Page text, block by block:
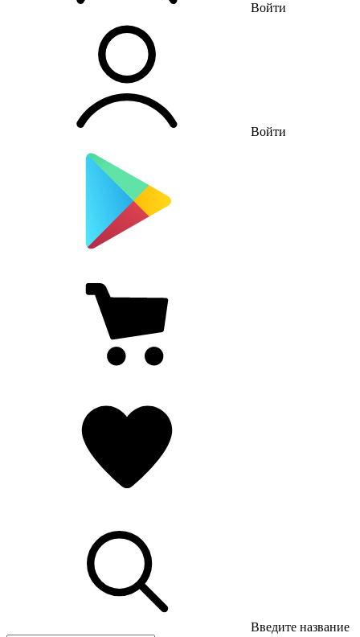
Войти
Войти
Введите название